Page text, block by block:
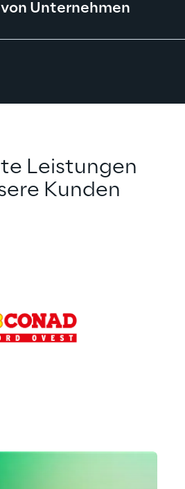
Unternehmen
Leistungen
Kunden